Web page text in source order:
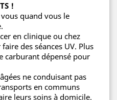
!
quand vous le
en clinique ou chez
des séances UV. Plus
carburant dépensé pour
ne conduisant pas
en communs
leurs soins à domicile.